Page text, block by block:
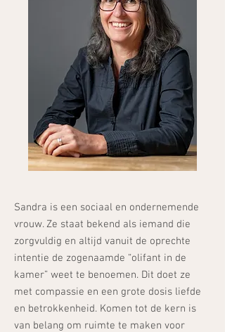
Sandra is een sociaal en ondernemende
vrouw. Ze staat bekend als iemand die
zorgvuldig en altijd vanuit de oprechte
intentie de zogenaamde “olifant in de
kamer” weet te benoemen. Dit doet ze
met compassie en een grote dosis liefde
en betrokkenheid. Komen tot de kern is
van belang om ruimte te maken voor